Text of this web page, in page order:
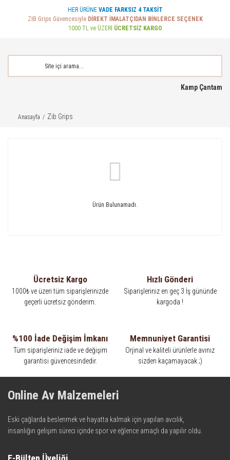
HER ÜRÜNE VADE FARKSIZ 4 TAKSİT
ZİB Grips Güvencesiyle DİREKT İMALATÇIDAN BİNLERCE SEÇENEK
1000 TL ve ÜZERİ ÜCRETSİZ KARGO
Kamp Çantam
Anasayfa Zib Grips
Ürün Bulunamadı.
Ücretsiz Kargo
1000₺ ve üzeri tüm siparişlerinizde
geçerli ücretsiz gönderim.
Hızlı Gönderi
Siparişleriniz en geç 3 İş gününde
kargoda !
%100 İade Değişim İmkanı
Tüm siparişleriniz iade ve değişim
garantisi güvencesindedir.
Memnuniyet Garantisi
Orjinal ve kaliteli ürünlerle avınız
sizden kaçamayacak ;)
Online Av Malzemeleri
Eski çağlarda beslenmek ve hayatta kalmak için yapılan avcılık,
insanlığın gelişim süreci içinde spor ve eğlence amaçlı da yapılır oldu.
teknolojinin dokunuşuyla av malzemelerinde en iyisini meydana